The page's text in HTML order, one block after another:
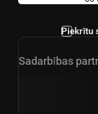
Piekrītu
Sadarbības